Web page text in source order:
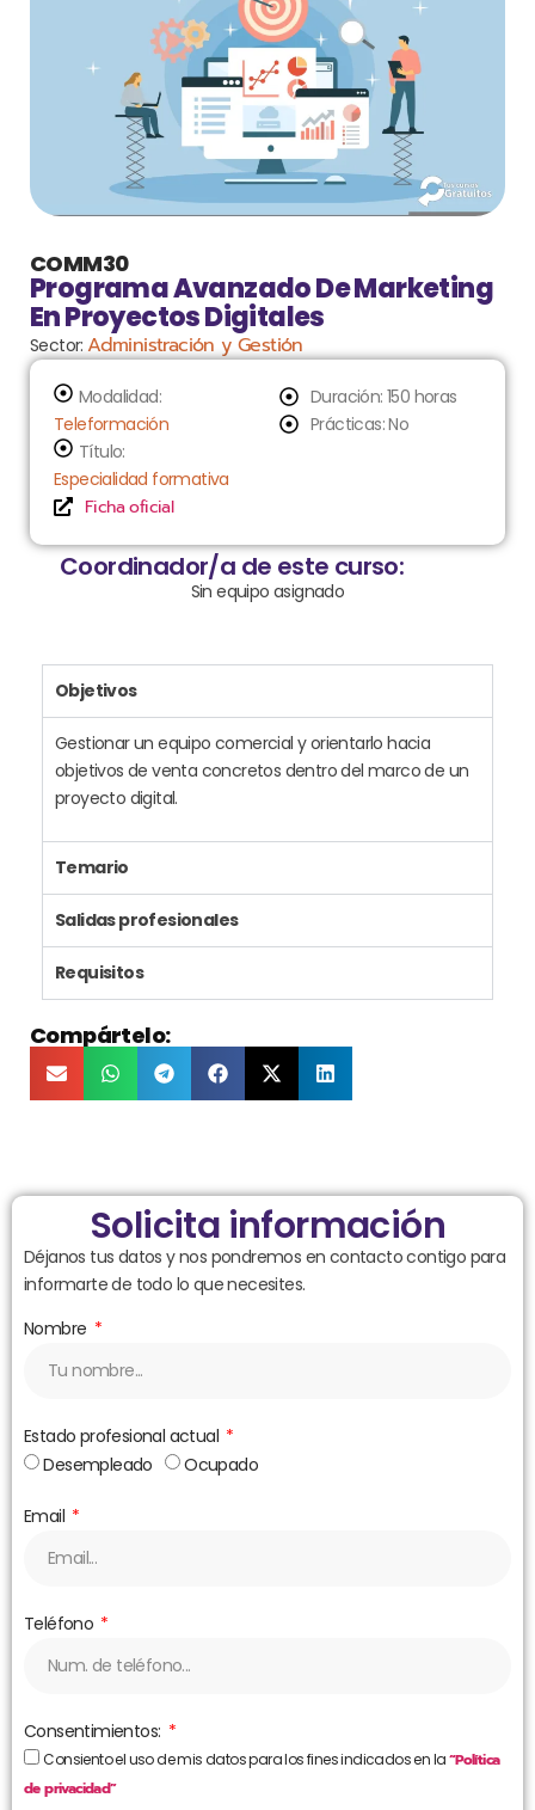
COMM30
Programa Avanzado De Marketing
En Proyectos Digitales
Sector:Administración y Gestión
Modalidad:
Teleformación
Título:
Especialidad formativa
Ficha oficial
Duración: 150 horas
Prácticas: No
Coordinador/a de este curso:
Sin equipo asignado
Objetivos
Gestionar un equipo comercial y orientarlo hacia
objetivos de venta concretos dentro del marco de un
proyecto digital.
Temario
Salidas profesionales
Requisitos
Compártelo:
Solicita información
Déjanos tus datos y nos pondremos en contacto contigo para
informarte de todo lo que necesites.
Nombre
Estado profesional actual
Desempleado
Ocupado
Email
Teléfono
Consentimientos:
Consiento el uso de mis datos para los fines indicados en la“Política
de privacidad”